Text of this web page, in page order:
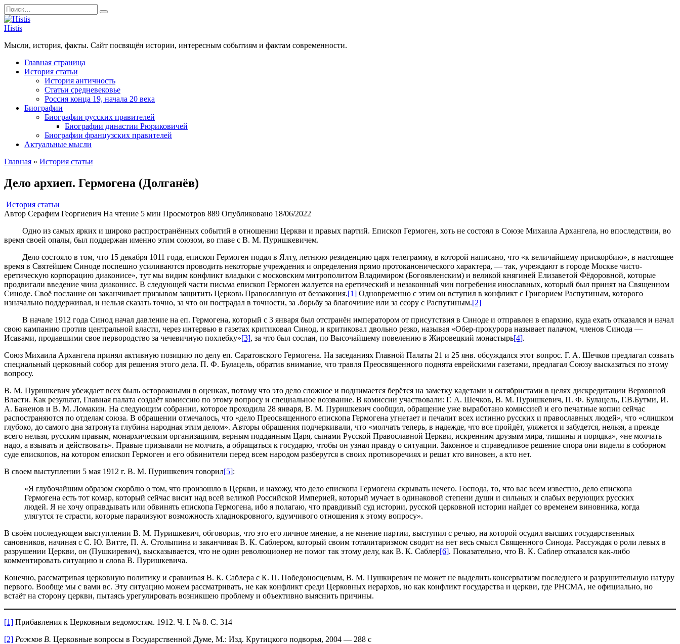
Перейти
к
содержанию
Search
for:
Histis
Мысли, история, факты. Сайт посвящён истории, интересным событиям и фактам современности.
Главная страница
История статьи
История античность
Статьи средневековье
Россия конца 19, начала 20 века
Биографии
Биографии русских правителей
Биографии династии Рюриковичей
Биографии французских правителей
Актуальные мысли
Главная » История статьи
Дело архиеп. Гермогена (Долганёв)
История статьи
Автор Серафим Георгиевич На чтение 5 мин Просмотров 889 Опубликовано 18/06/2022
Одно из самых ярких и широко распространённых событий в отношении Церкви и правых партий. Епископ Гермоген, хоть не состоял в Союзе Михаила Архангела, но впоследствии, во
время своей опалы, был поддержан именно этим союзом, во главе с В. М. Пуришкевичем.
Дело состояло в том, что 15 декабря 1011 года, епископ Гермоген подал в Ялту, летнюю резиденцию царя телеграмму, в которой написано, что «к величайшему прискорбию», в настоящее
время в Святейшем Синоде поспешно усиливаются проводить некоторые учреждения и определения прямо протоканонического характера, — так, учреждают в городе Москве чисто-
еретическую корпорацию диаконисе», тут мы видим конфликт владыки с московским митрополитом Владимиром (Богоявленским) и великой княгиней Елизаветой Фёдоровной, которые
продвигали введение чина диаконисс. В следующей части письма епископ Гермоген жалуется на еретический и незаконный чин погребения инославных, который был принят на Священном
Синоде. Своё послание он заканчивает призывом защитить Церковь Православную от беззакония.[1] Одновременно с этим он вступил в конфликт с Григорием Распутиным, которого
изначально поддерживал, и нельзя сказать точно, за что он пострадал в точности, за .борьбу за благочиние или за ссору с Распутиным.[2]
В начале 1912 года Синод начал давление на еп. Гермогена, который с 3 января был отстранён императором от присутствия в Синоде и отправлен в епархию, куда ехать отказался и начал
свою кампанию против центральной власти, через интервью в газетах критиковал Синод, и критиковал двольно резко, называя «Обер-прокурора называет палачом, членов Синода —
Исавами, продавшими свое первородство за чечевичную похлебку»[3], за что был сослан, по Высочайшему повелению в Жировецкий монастырь[4].
Союз Михаила Архангела принял активную позицию по делу еп. Саратовского Гермогена. На заседаниях Главной Палаты 21 и 25 янв. обсуждался этот вопрос. Г. А. Шечков предлагал созвать
специальный церковный собор для решения этого дела. П. Ф. Булацель, обратив внимание, что травля Преосвященного поднята еврейскими газетами, предлагал Союзу высказаться по этому
вопросу.
B. М. Пуришкевич убеждает всех быль осторожными в оценках, потому что это дело сложное и поднимается берётся на заметку кадетами и октябристами в целях дискредитации Верховной
Власти. Как результат, Главная палата создаёт комиссию по этому вопросу и специальное воззвание. В комиссии участвовали: Г. А. Шечков, В. М. Пуришкевич, П. Ф. Булацель, Г.В.Бутми, И.
А. Баженов и В. М. Ломакин. На следующим собрании, которое проходила 28 января, В. М. Пуришкевич сообщил, обращение уже выработано комиссией и его печатные копии сейчас
распостраняются по отделам союза. В обращении отмечалось, что «дело Преосвященного епископа Гермогена угнетает и печалит всех истинно русских и православных людей», что «слишком
глубоко, до самого дна затронута глубина народная этим делом». Авторы обращения подчеркивали, что «молчать теперь, в надежде, что все пройдёт, уляжется и забудется, нельзя, а прежде
всего нельзя, русским правым, монархическим организациям, верным подданным Царя, сынами Русской Православной Церкви, искренним друзьям мира, тишины и порядка», «не молчать
надо, а взывать и действовать». Правые призывали не молчать, а обращаться к государю, чтобы он узнал правду о ситуации. Законное и справедливое решение спора они видели в соборном
суде епископов, на котором епископ Гермоген и его обвинители перед всем народом разберутся в своих противоречиях и решат кто виновен, а кто нет.
В своем выступлении 5 мая 1912 г. В. М. Пуришкевич говорил[5]:
«Я глубочайшим образом скорблю о том, что произошло в Церкви, и нахожу, что дело епископа Гермогена скрывать нечего. Господа, то, что вас всем известно, дело епископа
Гермогена есть тот комар, который сейчас висит над всей великой Российской Империей, который мучает в одинаковой степени души и сильных и слабых верующих русских
людей. Я не хочу оправдывать или обвинять епископа Гермогена, ибо я полагаю, что правдивый суд истории, русской церковной истории найдет со временем виновника, когда
улягутся те страсти, которые парализуют возможность хладнокровного, вдумчивого отношения к этому вопросу».
В своём последующем выступлении В. М. Пуришкевич, обговорив, что это его личное мнение, а не мнение партии, выступил с речью, на которой осудил высших государственных
сановников, начиная с С. Ю. Витте, П. А. Столыпина и заканчивая В. К. Саблером, который своим тоталитаризмом сводит на нет весь смысл Священного Синода. Рассуждая о роли левых в
разрушении Церкви, он (Пушкиревич), высказывается, что не один революционер не помог так этому делу, как В. К. Саблер[6]. Показательно, что В. К. Саблер отказался как-либо
комментировать ситуацию и слова В. Пуришкевича.
Конечно, рассматривая церковную политику и сравнивая В. К. Саблера с К. П. Победоносцевым, В. М. Пушкиревич не может не выделить консерватизм последнего и разрушительную натуру
первого. Вообще мы с вами вс. Эту ситуацию можем рассматривать, не как конфликт среди Церковных иерархов, но как конфликт государства и церкви, где РНСМА, не официально, но
встаёт на сторону церкви, пытаясь урегулировать возникшею проблему и объективно выяснить причины.
[1] Прибавления к Церковным ведомостям. 1912. Ч. I. № 8. С. 314
[2] Рожков В. Церковные вопросы в Государственной Думе, М.: Изд. Крутицкого подворья, 2004 — 288 с